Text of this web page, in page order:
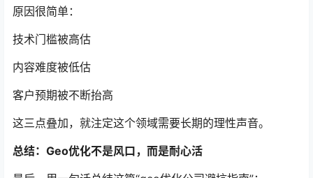
原因很简单：
技术门槛被高估
内容难度被低估
客户预期被不断抬高
这三点叠加，就注定这个领域需要长期的理性声音。
总结：Geo优化不是风口，而是耐心活